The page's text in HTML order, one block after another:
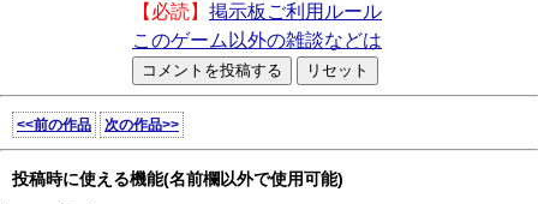
【必読】 掲示板ご利用ルール
このゲーム以外の雑談などは
<<前の作品 次の作品>>
投稿時に使える機能(名前欄以外で使用可能)